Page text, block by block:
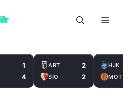
Menu
1
4
ART 2
SIO 2
HJK
MOT